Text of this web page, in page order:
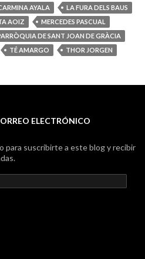
AYALA
LA FURA DELS BAUS
AOIZ
MERCEDES PASCUAL
DE SANT JOAN DE GRÀCIA
TÉ AMARGO THOR JORGEN
ELECTRÓNICO
suscribirte a este blog y recibir